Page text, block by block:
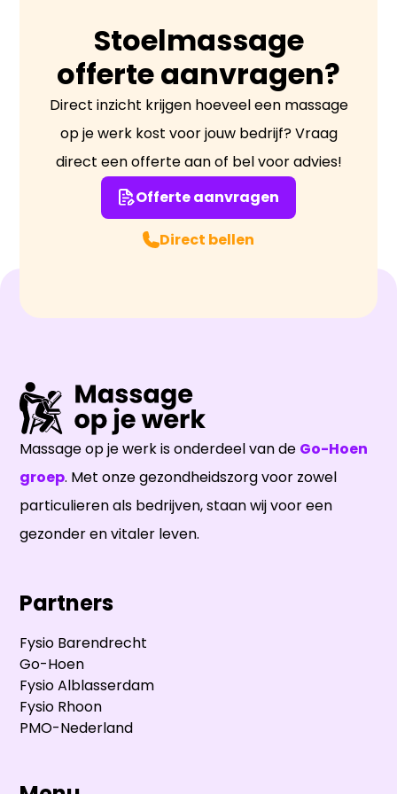
Stoelmassage
offerte aanvragen?
Direct inzicht krijgen hoeveel een massage
op je werk kost voor jouw bedrijf? Vraag
direct een offerte aan of bel voor advies!
Offerte aanvragen
Direct bellen
Massage op je werk is onderdeel van de Go-Hoen
groep. Met onze gezondheidszorg voor zowel
particulieren als bedrijven, staan wij voor een
gezonder en vitaler leven.
Partners
Fysio Barendrecht
Go-Hoen
Fysio Alblasserdam
Fysio Rhoon
PMO-Nederland